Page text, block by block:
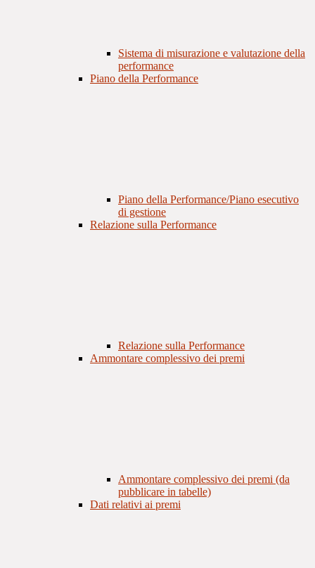
Sistema di misurazione e valutazione della
performance
Piano della Performance
Piano della Performance/Piano esecutivo
di gestione
Relazione sulla Performance
Relazione sulla Performance
Ammontare complessivo dei premi
Ammontare complessivo dei premi (da
pubblicare in tabelle)
Dati relativi ai premi